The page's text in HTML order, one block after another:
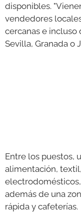
disponibles.
vendedores
cercanas e incluso
Sevilla, Granada o
Entre los puestos,
alimentación,
además de una
rápida y cafeterías.